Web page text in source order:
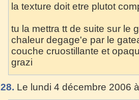
la texture doit etre plutot
tu la mettra tt de suite sur le
chaleur degage'e par le
couche cruostillante et
grazi
28. Le lundi 4 décembre 2006